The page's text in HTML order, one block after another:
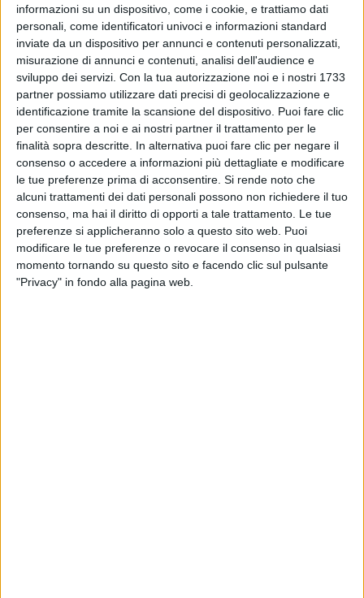
informazioni su un dispositivo, come i cookie, e trattiamo dati
personali, come identificatori univoci e informazioni standard
inviate da un dispositivo per annunci e contenuti personalizzati,
misurazione di annunci e contenuti, analisi dell'audience e
sviluppo dei servizi. Con la tua autorizzazione noi e i nostri 1733
partner possiamo utilizzare dati precisi di geolocalizzazione e
identificazione tramite la scansione del dispositivo. Puoi fare clic
per consentire a noi e ai nostri partner il trattamento per le
finalità sopra descritte. In alternativa puoi fare clic per negare il
consenso o accedere a informazioni più dettagliate e modificare
le tue preferenze prima di acconsentire. Si rende noto che
alcuni trattamenti dei dati personali possono non richiedere il tuo
consenso, ma hai il diritto di opporti a tale trattamento. Le tue
preferenze si applicheranno solo a questo sito web. Puoi
modificare le tue preferenze o revocare il consenso in qualsiasi
momento tornando su questo sito e facendo clic sul pulsante
"Privacy" in fondo alla pagina web.
Laura Pausini, la festa dei 9 anni della figlia
Paola: “Ti amo piccola mia”
Le foto e il video del compleanno a tema film
"Titanic" con Paolo Carta e tutta la famiglia